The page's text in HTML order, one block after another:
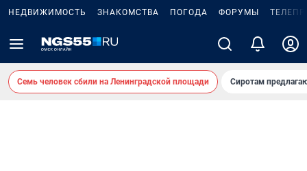
НЕДВИЖИМОСТЬ ЗНАКОМСТВА ПОГОДА ФОРУМЫ
Семь человек сбили на Ленинградской площади Сиротам